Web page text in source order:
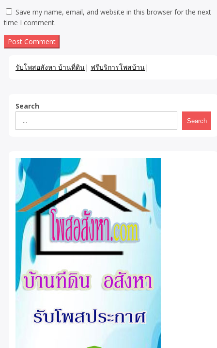
Save my name, email, and website in this browser for the next
time I comment.
รับโพสอสังหา บ้านที่ดิน| ฟรีบริการโพสบ้าน|
Search
Search